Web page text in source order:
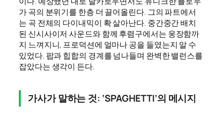
가 곡의 분위기를 한층 더 끌어올린다. 그의 파트에서
는 곡 전체의 다이내믹이 확 살아난다. 중간중간 배치
된 신시사이저 사운드와 함께 후렴구에서는 웅장함까
지 느껴지니, 프로덕션에 얼마나 공을 들였는지 알 수
있었다. 팝과 힙합의 경계를 넘나들며 완벽한 밸런스를
잡았다는 생각이 든다.
가사가 말하는 것: ‘SPAGHETTI’의 메시지